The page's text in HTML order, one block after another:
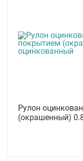
Рулон
(окрашенный)